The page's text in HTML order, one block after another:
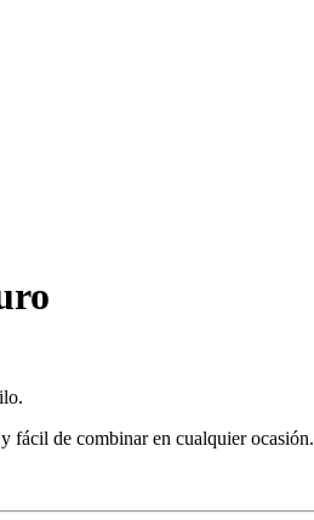
fácil de combinar en cualquier ocasión.